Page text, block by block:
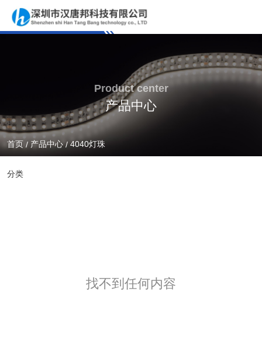
Product center
产品中心
首页 /产品中心 /4040灯珠
分类
找不到任何内容